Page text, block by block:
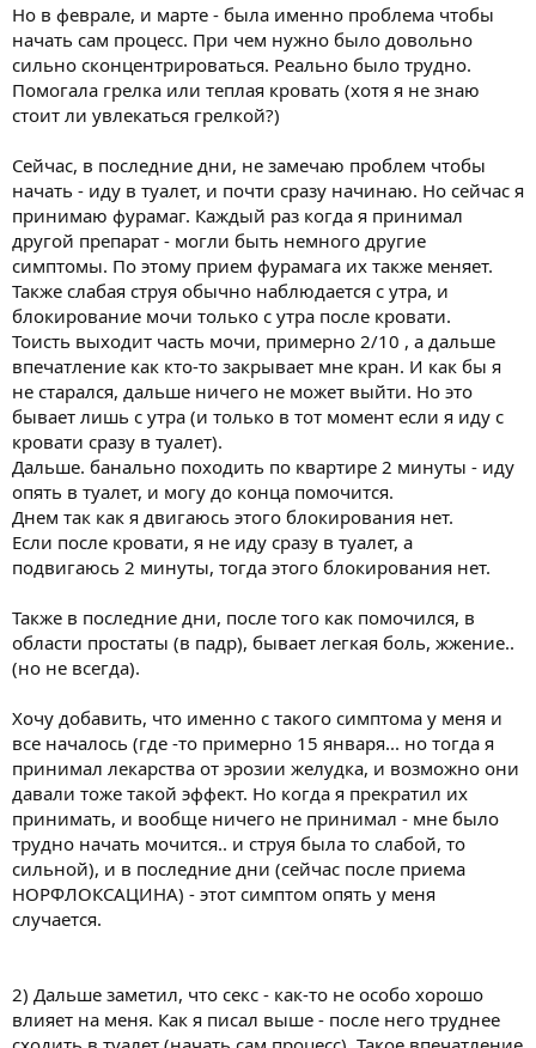
Но в феврале, и марте - была именно проблема чтобы
начать сам процесс. При чем нужно было довольно
сильно сконцентрироваться. Реально было трудно.
Помогала грелка или теплая кровать (хотя я не знаю
стоит ли увлекаться грелкой?)
Сейчас, в последние дни, не замечаю проблем чтобы
начать - иду в туалет, и почти сразу начинаю. Но сейчас я
принимаю фурамаг. Каждый раз когда я принимал
другой препарат - могли быть немного другие
симптомы. По этому прием фурамага их также меняет.
Также слабая струя обычно наблюдается с утра, и
блокирование мочи только с утра после кровати.
Тоисть выходит часть мочи, примерно 2/10 , а дальше
впечатление как кто-то закрывает мне кран. И как бы я
не старался, дальше ничего не может выйти. Но это
бывает лишь с утра (и только в тот момент если я иду с
кровати сразу в туалет).
Дальше. банально походить по квартире 2 минуты - иду
опять в туалет, и могу до конца помочится.
Днем так как я двигаюсь этого блокирования нет.
Если после кровати, я не иду сразу в туалет, а
подвигаюсь 2 минуты, тогда этого блокирования нет.
Также в последние дни, после того как помочился, в
области простаты (в падр), бывает легкая боль, жжение..
(но не всегда).
Хочу добавить, что именно с такого симптома у меня и
все началось (где -то примерно 15 января... но тогда я
принимал лекарства от эрозии желудка, и возможно они
давали тоже такой эффект. Но когда я прекратил их
принимать, и вообще ничего не принимал - мне было
трудно начать мочится.. и струя была то слабой, то
сильной), и в последние дни (сейчас после приема
НОРФЛОКСАЦИНА) - этот симптом опять у меня
случается.
2) Дальше заметил, что секс - как-то не особо хорошо
влияет на меня. Как я писал выше - после него труднее